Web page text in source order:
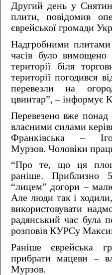
Другий день у
плити, повідомив
єврейської громади
Надгробними
часів було вимощено
території біля
території погодився
перевезли на
цвинтар”, – інформує
Перевезено вже
власними силами
Франківська –
Мурзов. Чоловіки
“Про те, що ця
раніше. Приблизно
“лицем” догори –
Але люди так і
використовувати
радянський час була
розповів КУРСу
Раніше єврейська
прибрати мацеви –
Мурзов.